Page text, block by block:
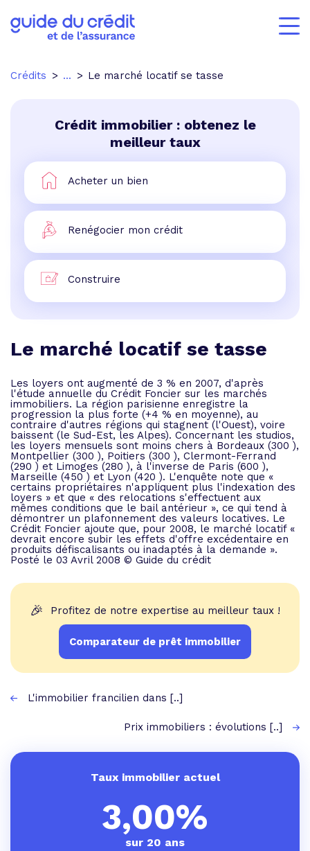
Crédits ... Le marché locatif se tasse
Crédit immobilier : obtenez le
meilleur taux
Acheter un bien
Renégocier mon crédit
Construire
Le marché locatif se tasse
Les loyers ont augmenté de 3 % en 2007, d'après
l'étude annuelle du Crédit Foncier sur les marchés
immobiliers. La région parisienne enregistre la
progression la plus forte (+4 % en moyenne), au
contraire d'autres régions qui stagnent (l'Ouest), voire
baissent (le Sud-Est, les Alpes). Concernant les studios,
les loyers mensuels sont moins chers à Bordeaux (300 ),
Montpellier (300 ), Poitiers (300 ), Clermont-Ferrand
(290 ) et Limoges (280 ), à l'inverse de Paris (600 ),
Marseille (450 ) et Lyon (420 ). L'enquête note que «
certains propriétaires n'appliquent plus l'indexation des
loyers » et que « des relocations s'effectuent aux
mêmes conditions que le bail antérieur », ce qui tend à
démontrer un plafonnement des valeurs locatives. Le
Crédit Foncier ajoute que, pour 2008, le marché locatif «
devrait encore subir les effets d'offre excédentaire en
produits défiscalisants ou inadaptés à la demande ».
Posté le 03 Avril 2008 © Guide du crédit
🎉 Profitez de notre expertise au meilleur taux !
Comparateur de prêt immobilier
L'immobilier francilien dans [..]
Prix immobiliers : évolutions [..]
Taux immobilier actuel
3,00%
sur 20 ans